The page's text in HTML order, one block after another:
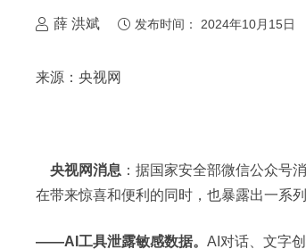
薛 洪斌 发布时间： 2024年10月15日
来源：央视网
央视网消息 ：据国家安全部微信公众号
在带来惊喜和便利的同时，也暴露出一系
——AI工具泄露敏感数据。 AI对话、文字